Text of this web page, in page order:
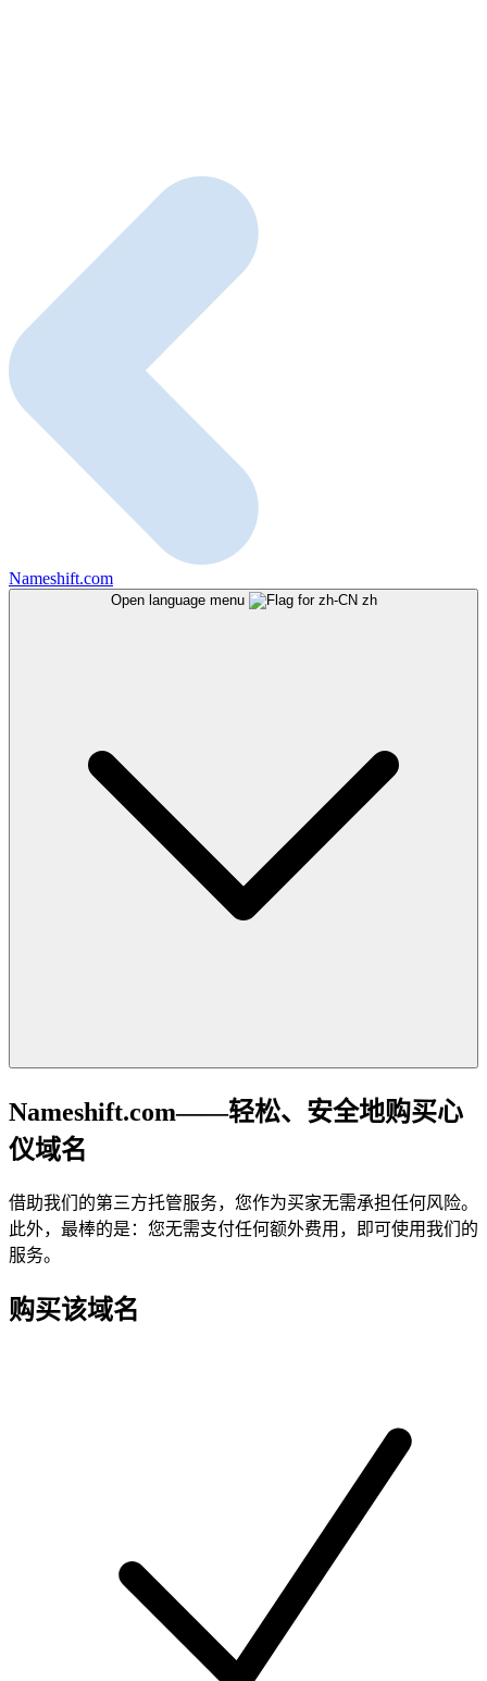
Nameshift.com
Open language menu zh
Nameshift.com——轻松、安全地购买心
仪域名
借助我们的第三方托管服务，您作为买家无需承担任何风险。
此外，最棒的是：您无需支付任何额外费用，即可使用我们的
服务。
购买该域名